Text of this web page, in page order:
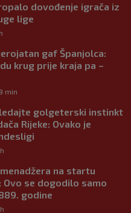
dovođenje igrača iz
lige
gaf Španjolca:
krug prije kraja pa –
min
golgeterski instinkt
Rijeke: Ovako je
na startu
Ovo se dogodilo samo
godine